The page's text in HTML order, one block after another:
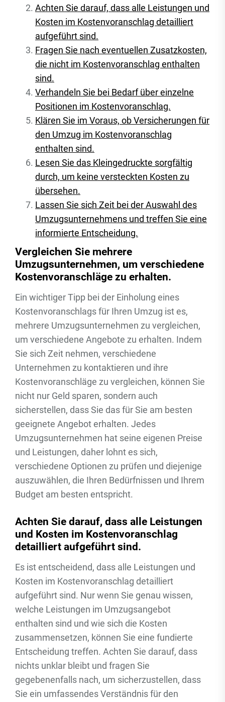
Achten Sie darauf, dass alle Leistungen und
Kosten im Kostenvoranschlag detailliert
aufgeführt sind.
Fragen Sie nach eventuellen Zusatzkosten,
die nicht im Kostenvoranschlag enthalten
sind.
Verhandeln Sie bei Bedarf über einzelne
Positionen im Kostenvoranschlag.
Klären Sie im Voraus, ob Versicherungen für
den Umzug im Kostenvoranschlag
enthalten sind.
Lesen Sie das Kleingedruckte sorgfältig
durch, um keine versteckten Kosten zu
übersehen.
Lassen Sie sich Zeit bei der Auswahl des
Umzugsunternehmens und treffen Sie eine
informierte Entscheidung.
Vergleichen Sie mehrere
Umzugsunternehmen, um verschiedene
Kostenvoranschläge zu erhalten.
Ein wichtiger Tipp bei der Einholung eines
Kostenvoranschlags für Ihren Umzug ist es,
mehrere Umzugsunternehmen zu vergleichen,
um verschiedene Angebote zu erhalten. Indem
Sie sich Zeit nehmen, verschiedene
Unternehmen zu kontaktieren und ihre
Kostenvoranschläge zu vergleichen, können Sie
nicht nur Geld sparen, sondern auch
sicherstellen, dass Sie das für Sie am besten
geeignete Angebot erhalten. Jedes
Umzugsunternehmen hat seine eigenen Preise
und Leistungen, daher lohnt es sich,
verschiedene Optionen zu prüfen und diejenige
auszuwählen, die Ihren Bedürfnissen und Ihrem
Budget am besten entspricht.
Achten Sie darauf, dass alle Leistungen
und Kosten im Kostenvoranschlag
detailliert aufgeführt sind.
Es ist entscheidend, dass alle Leistungen und
Kosten im Kostenvoranschlag detailliert
aufgeführt sind. Nur wenn Sie genau wissen,
welche Leistungen im Umzugsangebot
enthalten sind und wie sich die Kosten
zusammensetzen, können Sie eine fundierte
Entscheidung treffen. Achten Sie darauf, dass
nichts unklar bleibt und fragen Sie
gegebenenfalls nach, um sicherzustellen, dass
Sie ein umfassendes Verständnis für den